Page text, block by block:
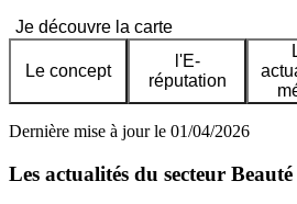
Je découvre la carte
Le concept
l'E-
réputation
Dernière mise à jour le 01/04/2026
Les actualités du secteur